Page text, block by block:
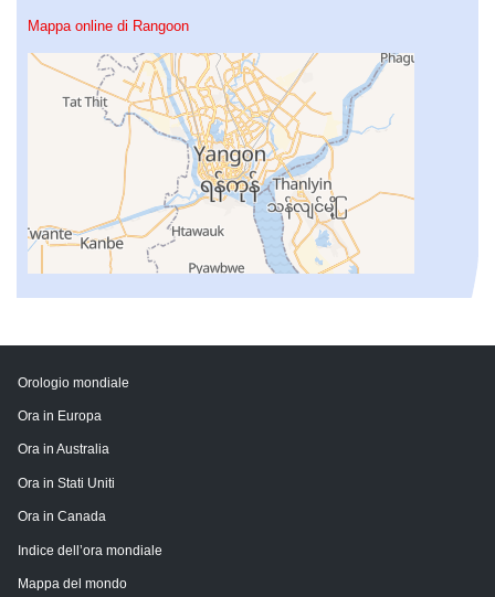
Mappa online di Rangoon
Orologio mondiale
Ora in Europa
Ora in Australia
Ora in Stati Uniti
Ora in Canada
Indice dell’ora mondiale
Mappa del mondo